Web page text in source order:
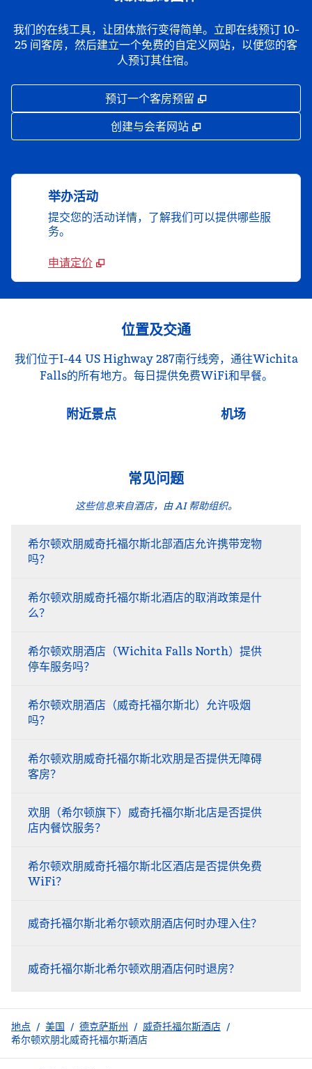
我们的在线工具，让团体旅行变得简单。立即在线预订 10-
25 间客房，然后建立一个免费的自定义网站，以便您的客
人预订其住宿。
预订一个客房预留 ,
创建与会者网站 ,
举办活动
提交您的活动详情，了解我们可以提供哪些服
务。
申请定价
位置及交通
我们位于I-44 US Highway 287南行线旁，通往Wichita
Falls的所有地方。每日提供免费WiFi和早餐。
附近景点 机场
常见问题
这些信息来自酒店，由 AI 帮助组织。
希尔顿欢朋威奇托福尔斯北部酒店允许携带宠物
吗？
希尔顿欢朋威奇托福尔斯北酒店的取消政策是什
么？
希尔顿欢朋酒店（Wichita Falls North）提供
停车服务吗？
希尔顿欢朋酒店（威奇托福尔斯北）允许吸烟
吗？
希尔顿欢朋威奇托福尔斯北欢朋是否提供无障碍
客房？
欢朋（希尔顿旗下）威奇托福尔斯北店是否提供
店内餐饮服务？
希尔顿欢朋威奇托福尔斯北区酒店是否提供免费
WiFi？
威奇托福尔斯北希尔顿欢朋酒店何时办理入住？
威奇托福尔斯北希尔顿欢朋酒店何时退房？
地点 / 美国 / 德克萨斯州 / 威奇托福尔斯酒店 /
希尔顿欢朋北威奇托福尔斯酒店